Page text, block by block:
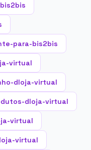
para-bis2bis
virtual
dloja-virtual
dloja-virtual
virtual
virtual